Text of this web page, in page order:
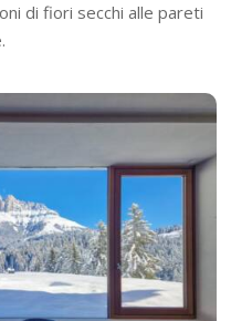
di fiori secchi alle pareti